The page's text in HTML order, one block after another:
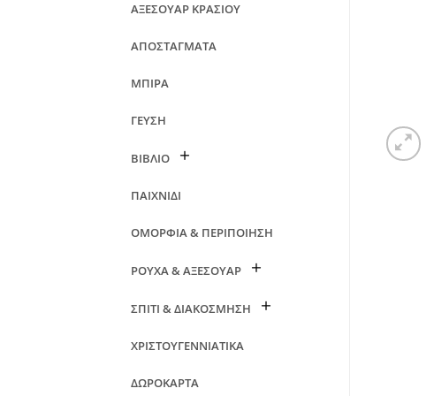
ΑΞΕΣΟΥΑΡ ΚΡΑΣΙΟΥ
ΑΠΟΣΤΑΓΜΑΤΑ
ΜΠΙΡΑ
ΓΕΥΣΗ
ΒΙΒΛΙΟ
ΠΑΙΧΝΙΔΙ
ΟΜΟΡΦΙΑ & ΠΕΡΙΠΟΙΗΣΗ
ΡΟΥΧΑ & ΑΞΕΣΟΥΑΡ
ΣΠΙΤΙ & ΔΙΑΚΟΣΜΗΣΗ
ΧΡΙΣΤΟΥΓΕΝΝΙΑΤΙΚΑ
ΔΩΡΟΚΑΡΤΑ